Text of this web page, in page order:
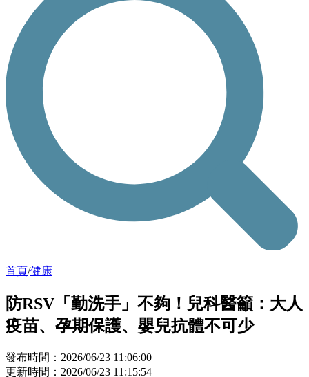
首頁/健康
防RSV「勤洗手」不夠！兒科醫籲：大人
疫苗、孕期保護、嬰兒抗體不可少
發布時間：2026/06/23 11:06:00
更新時間：2026/06/23 11:15:54